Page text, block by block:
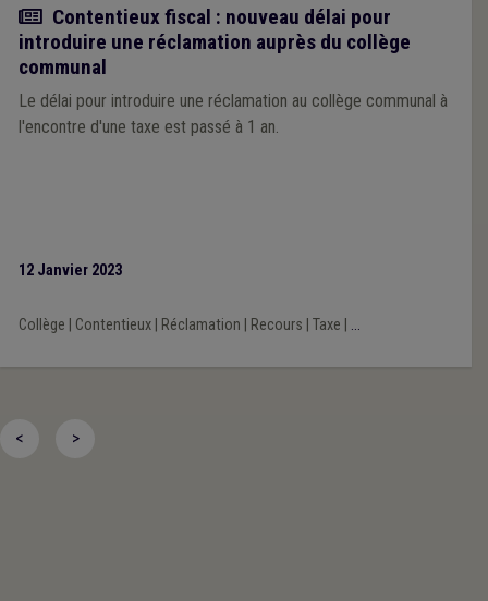
Article
Contentieux fiscal : nouveau délai pour
introduire une réclamation auprès du collège
communal
Le délai pour introduire une réclamation au collège communal à
l'encontre d'une taxe est passé à 1 an.
12 Janvier 2023
Collège Contentieux| Réclamation Recours Taxe ...
< >